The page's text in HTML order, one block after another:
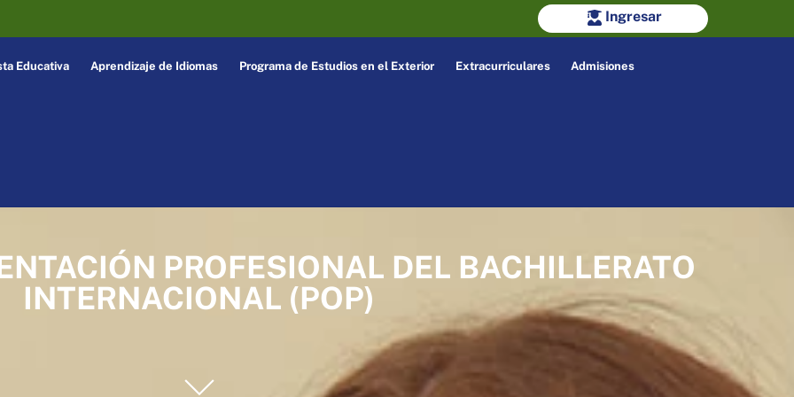
Ingresar
Educativa Aprendizaje de Idiomas Programa de Estudios en el Exterior Extracurriculares Admisiones
PROFESIONAL DEL BACHILLERATO
INTERNACIONAL (POP)